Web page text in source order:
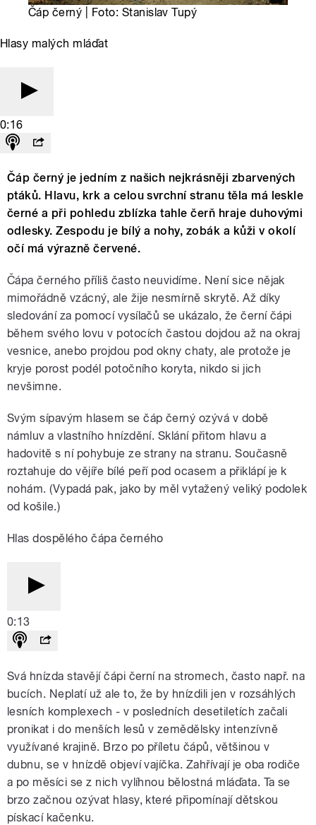
Čáp černý | Foto: Stanislav Tupý
Hlasy malých mláďat
0:16
Čáp černý je jedním z našich nejkrásněji zbarvených
ptáků. Hlavu, krk a celou svrchní stranu těla má leskle
černé a při pohledu zblízka tahle čerň hraje duhovými
odlesky. Zespodu je bílý a nohy, zobák a kůži v okolí
očí má výrazně červené.
Čápa černého příliš často neuvidíme. Není sice nějak
mimořádně vzácný, ale žije nesmírně skrytě. Až díky
sledování za pomocí vysílačů se ukázalo, že černí čápi
během svého lovu v potocích častou dojdou až na okraj
vesnice, anebo projdou pod okny chaty, ale protože je
kryje porost podél potočního koryta, nikdo si jich
nevšimne.
Svým sípavým hlasem se čáp černý ozývá v době
námluv a vlastního hnízdění. Sklání přitom hlavu a
hadovitě s ní pohybuje ze strany na stranu. Současně
roztahuje do vějíře bílé peří pod ocasem a přiklápí je k
nohám. (Vypadá pak, jako by měl vytažený veliký podolek
od košile.)
Hlas dospělého čápa černého
0:13
Svá hnízda stavějí čápi černí na stromech, často např. na
bucích. Neplatí už ale to, že by hnízdili jen v rozsáhlých
lesních komplexech - v posledních desetiletích začali
pronikat i do menších lesů v zemědělsky intenzívně
využívané krajině. Brzo po příletu čápů, většinou v
dubnu, se v hnízdě objeví vajíčka. Zahřívají je oba rodiče
a po měsíci se z nich vylíhnou bělostná mláďata. Ta se
brzo začnou ozývat hlasy, které připomínají dětskou
pískací kačenku.